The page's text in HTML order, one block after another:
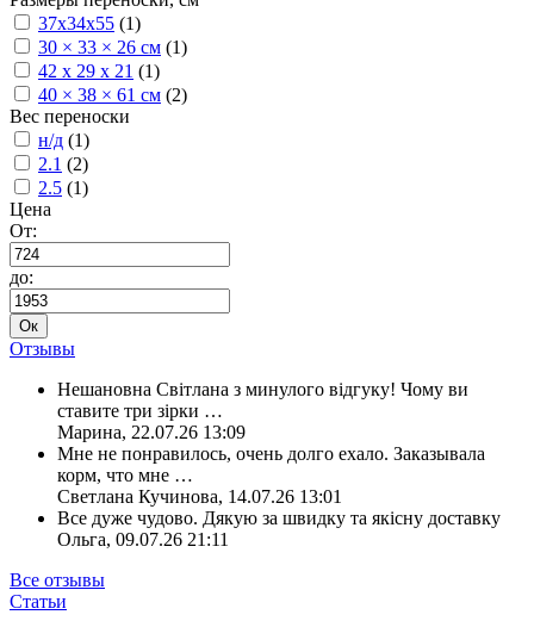
37х34х55 (1)
30 × 33 × 26 см (1)
42 x 29 x 21 (1)
40 × 38 × 61 см (2)
Вес переноски
н/д (1)
2.1 (2)
2.5 (1)
Цена
От:
до:
Ок
Отзывы
Нешановна Світлана з минулого відгуку! Чому ви
ставите три зірки …
Марина, 22.07.26 13:09
Мне не понравилось, очень долго ехало. Заказывала
корм, что мне …
Светлана Кучинова, 14.07.26 13:01
Все дуже чудово. Дякую за швидку та якісну доставку
Ольга, 09.07.26 21:11
Все отзывы
Статьи